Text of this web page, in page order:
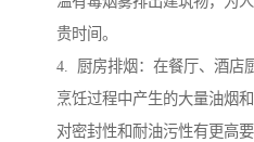
贵时间。
4. 厨房排烟：在餐厅、酒店
烹饪过程中产生的大量油烟
对密封性和耐油污性有更高要